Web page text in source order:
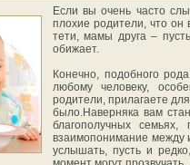
Если вы очень часто
плохие родители, что
тети, мамы друга –
обижает.
Конечно, подобного
любому человеку,
родители, прилагаете
было.Наверняка вам
благополучных
взаимопонимание между
услышать, пусть и